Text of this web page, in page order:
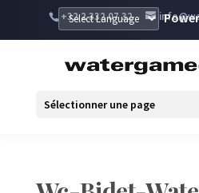
+32 2 332 07 32
Sélectionner une page